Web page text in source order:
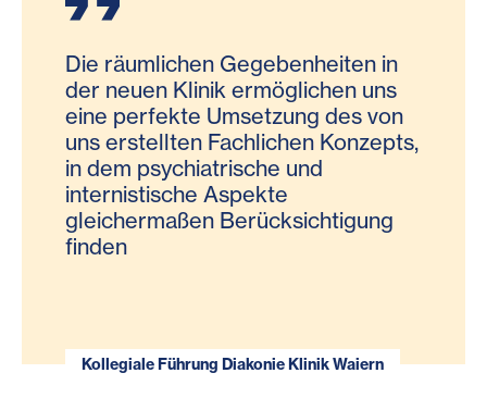
Die räumlichen Gegebenheiten in
der neuen Klinik ermöglichen uns
eine perfekte Umsetzung des von
uns erstellten Fachlichen Konzepts,
in dem psychiatrische und
internistische Aspekte
gleichermaßen Berücksichtigung
finden
Kollegiale Führung Diakonie Klinik Waiern